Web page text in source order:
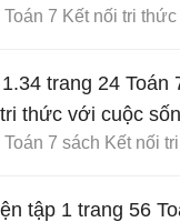
Toán 7 Kết nối tri thức
trang 24 Toán
thức với cuộc
Toán 7 sách Kết nối
tập 1 trang 56